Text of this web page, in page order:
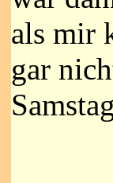
als mir
gar